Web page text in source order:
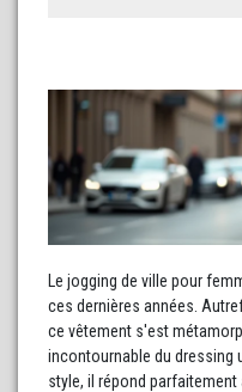
Le jogging de ville pour
ces dernières années.
ce vêtement s'est
incontournable du dressing
style, il répond